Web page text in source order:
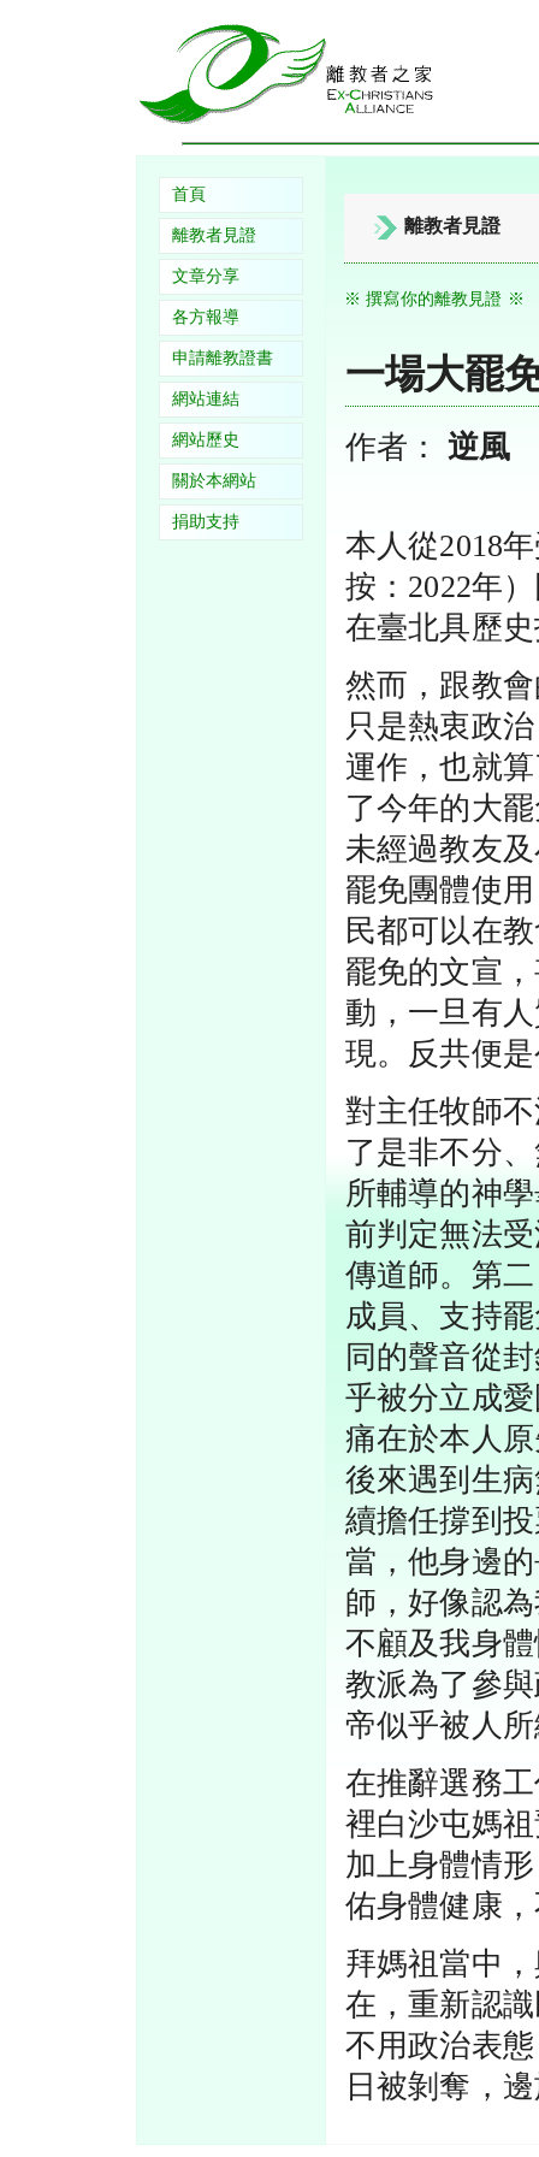
首頁
離教者見證
文章分享
各方報導
申請離教證書
網站連結
網站歷史
關於本網站
捐助支持
離教者見證
※ 撰寫你的離教見證 ※
一場大罷
作者： 逆風
本人從2018
按：2022年
在臺北具歷
然而，跟教
只是熱衷政
運作，也就
了今年的大
未經過教友
罷免團體使
民都可以在
罷免的文宣
動，一旦有
現。反共便
對主任牧師
了是非不分
所輔導的神
前判定無法
傳道師。第
成員、支持
同的聲音從
乎被分立成
痛在於本人
後來遇到生
續擔任撐到
當，他身邊
師，好像認
不顧及我身
教派為了參
帝似乎被人
在推辭選務
裡白沙屯媽
加上身體情
佑身體健康
拜媽祖當中
在，重新認
不用政治表
日被剝奪，